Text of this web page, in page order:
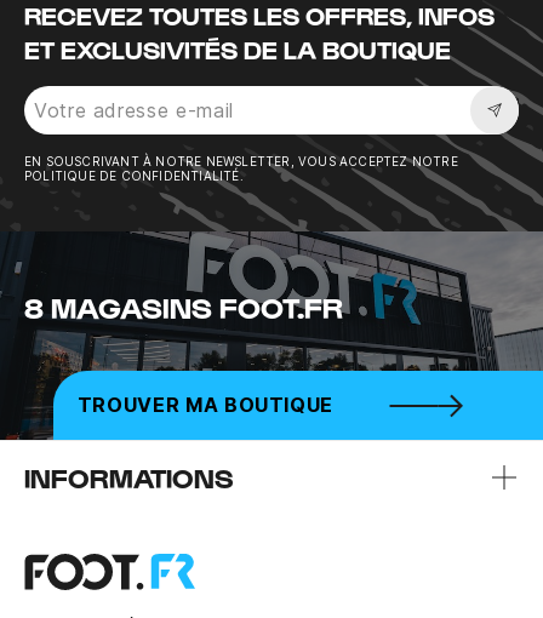
RECEVEZ TOUTES LES OFFRES, INFOS
ET EXCLUSIVITÉS DE LA BOUTIQUE
EN SOUSCRIVANT À NOTRE NEWSLETTER, VOUS ACCEPTEZ NOTRE
POLITIQUE DE CONFIDENTIALITÉ.
8 MAGASINS FOOT.FR
TROUVER MA BOUTIQUE
INFORMATIONS